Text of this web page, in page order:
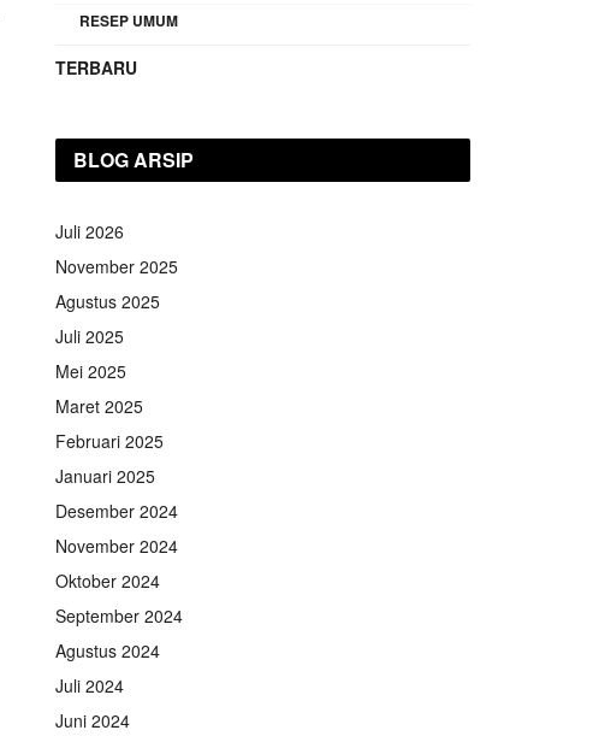
RESEP UMUM
TERBARU
BLOG ARSIP
Juli 2026
November 2025
Agustus 2025
Juli 2025
Mei 2025
Maret 2025
Februari 2025
Januari 2025
Desember 2024
November 2024
Oktober 2024
September 2024
Agustus 2024
Juli 2024
Juni 2024